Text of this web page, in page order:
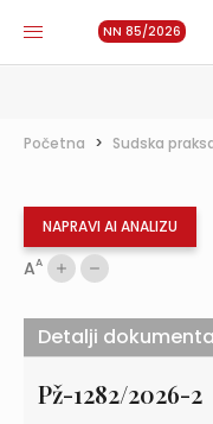
NN 85/2026
Početna > Sudska
NAPRAVI AI ANALIZU
AA
Pž-1282/2026-2
Detalji dokumenta